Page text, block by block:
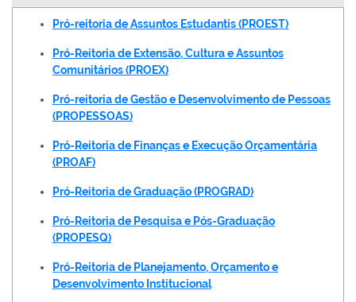
Pró-reitoria de Assuntos Estudantis (PROEST)
Pró-Reitoria de Extensão, Cultura e Assuntos
Comunitários (PROEX)
Pró-reitoria de Gestão e Desenvolvimento de Pessoas
(PROPESSOAS)
Pró-Reitoria de Finanças e Execução Orçamentária
(PROAF)
Pró-Reitoria de Graduação (PROGRAD)
Pró-Reitoria de Pesquisa e Pós-Graduação
(PROPESQ)
Pró-Reitoria de Planejamento, Orçamento e
Desenvolvimento Institucional